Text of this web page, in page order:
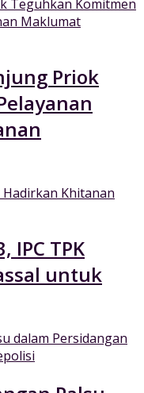
Priok
IPC TPK
untuk